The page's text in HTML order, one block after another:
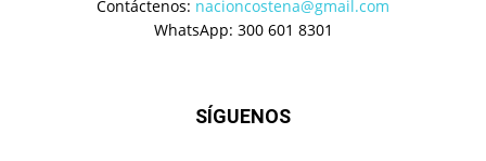
Contáctenos: nacioncostena@gmail.com
WhatsApp: 300 601 8301
SÍGUENOS